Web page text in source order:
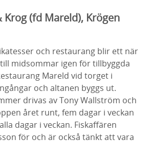
(fd Mareld), Krögen
och restaurang blir ett när
midsommar igen för tillbyggda
Mareld vid torget i
och altanen byggs ut.
drivas av Tony Wallström och
året runt, fem dagar i veckan
dagar i veckan. Fiskaffären
för och är också tänkt att vara